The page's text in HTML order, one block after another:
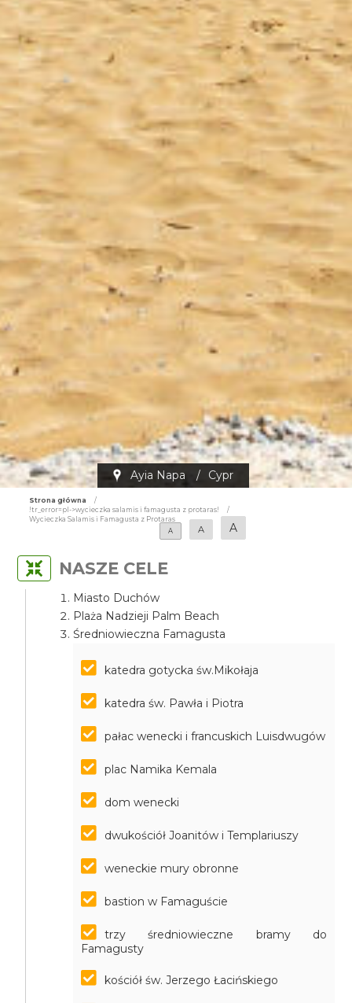
Ayia Napa / Cypr
Strona główna
/
!tr_error=pl->wycieczka salamis i famagusta z protaras!
/
Wycieczka Salamis i Famagusta z Protaras
A
A A
NASZE CELE
Miasto Duchów
Plaża Nadzieji Palm Beach
Średniowieczna Famagusta
katedra gotycka św.Mikołaja
katedra św. Pawła i Piotra
pałac wenecki i francuskich Luisdwugów
plac Namika Kemala
dom wenecki
dwukościół Joanitów i Templariuszy
weneckie mury obronne
bastion w Famaguście
trzy średniowieczne bramy do
Famagusty
kościół św. Jerzego Łacińskiego